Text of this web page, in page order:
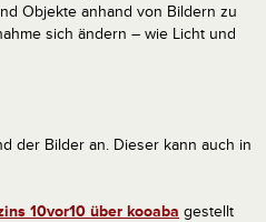
Objekte anhand von Bildern zu
sich ändern – wie Licht und
der Bilder an. Dieser kann auch in
10vor10 über kooaba gestellt